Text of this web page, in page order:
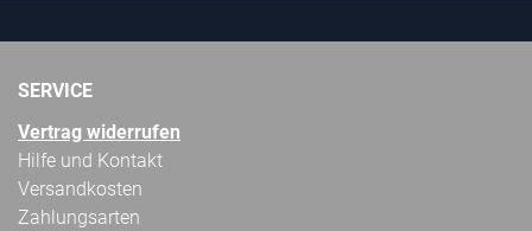
SERVICE
Vertrag widerrufen
Hilfe und Kontakt
Versandkosten
Zahlungsarten